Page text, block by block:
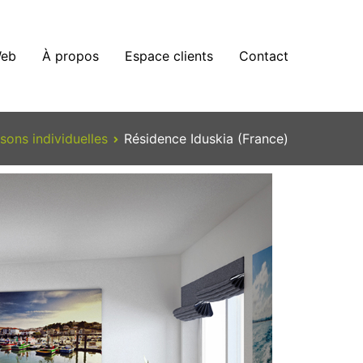
À propos Espace clients Contact
individuelles Résidence Iduskia (France)